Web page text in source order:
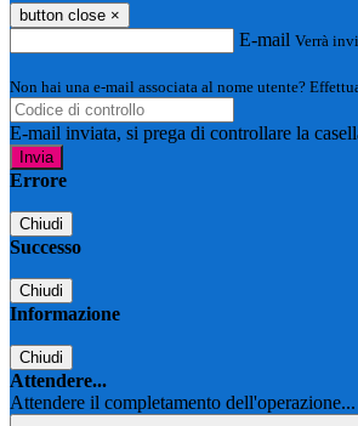
button close ×
E-mail Verrà
Non hai una e-mail associata al nome utente?
E-mail inviata, si prega di controllare la
Errore
Chiudi
Successo
Chiudi
Informazione
Chiudi
Attendere...
Attendere il completamento dell'operazione...